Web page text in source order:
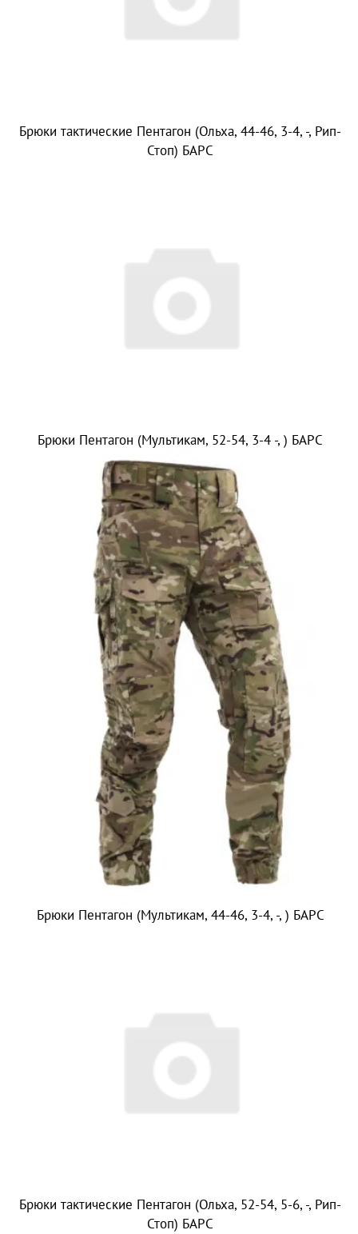
Брюки тактические Пентагон (Ольха, 44-46, 3-4, -, Рип-
Стоп) БАРС
Брюки Пентагон (Мультикам, 52-54, 3-4 -, ) БАРС
Брюки Пентагон (Мультикам, 44-46, 3-4, -, ) БАРС
Брюки тактические Пентагон (Ольха, 52-54, 5-6, -, Рип-
Стоп) БАРС